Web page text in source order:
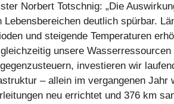
Norbert Totschnig: „Die
Lebensbereichen deutlich spürbar.
und steigende Temperaturen
unsere Wasserressourcen
investieren wir
– allein im vergangenen Jahr
neu errichtet und 376 km